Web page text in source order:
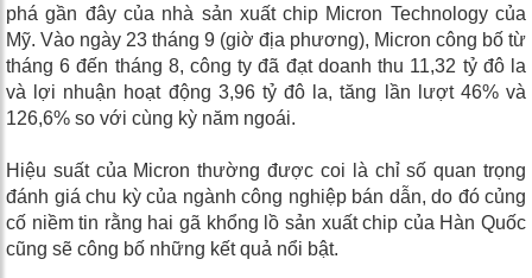
phá gần đây của nhà sản xuất chip Micron Technology của
Mỹ. Vào ngày 23 tháng 9 (giờ địa phương), Micron công bố từ
tháng 6 đến tháng 8, công ty đã đạt doanh thu 11,32 tỷ đô la
và lợi nhuận hoạt động 3,96 tỷ đô la, tăng lần lượt 46% và
126,6% so với cùng kỳ năm ngoái.
Hiệu suất của Micron thường được coi là chỉ số quan trọng
đánh giá chu kỳ của ngành công nghiệp bán dẫn, do đó củng
cố niềm tin rằng hai gã khổng lồ sản xuất chip của Hàn Quốc
cũng sẽ công bố những kết quả nổi bật.